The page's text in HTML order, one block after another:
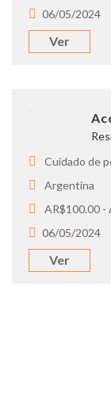
06/05/2024
Ver
Cuidado de
Argentina
AR$100.00 -
06/05/2024
Ver